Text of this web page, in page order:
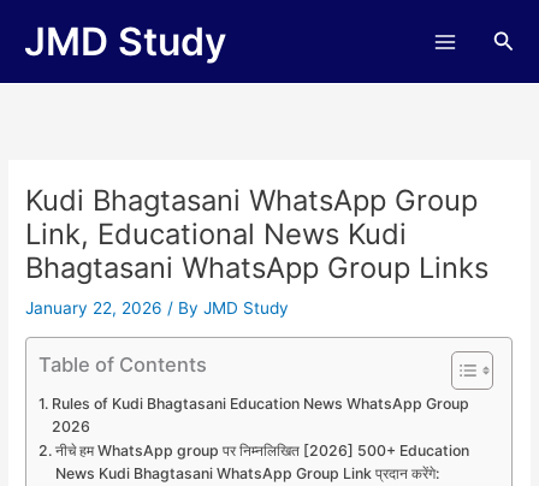
JMD Study
Kudi Bhagtasani WhatsApp Group
Link, Educational News Kudi
Bhagtasani WhatsApp Group Links
January 22, 2026/ ByJMD Study
Table of Contents
Rules of Kudi Bhagtasani Education News WhatsApp Group
2026
नीचे हम WhatsApp group पर निम्नलिखित [2026] 500+ Education
News Kudi Bhagtasani WhatsApp Group Link प्रदान करेंगे: